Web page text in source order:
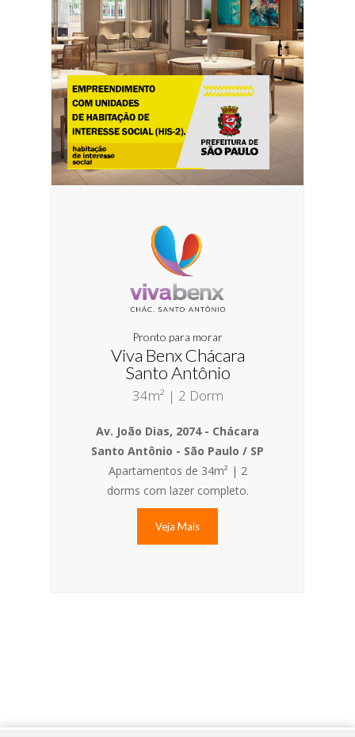
Pronto para morar
Viva Benx Chácara
Santo Antônio
34m² | 2 Dorm
Av. João Dias, 2074 - Chácara
Santo Antônio - São Paulo / SP
Apartamentos de 34m² | 2
dorms com lazer completo.
Veja Mais